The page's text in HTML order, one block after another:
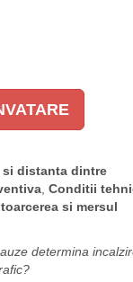
si distanta dintre
Conditii
si mersul
determina